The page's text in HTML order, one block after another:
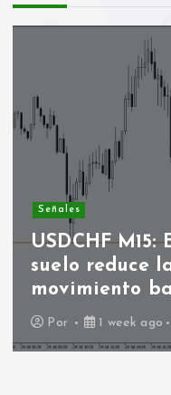
Señales
USDCHF
suelo reduce
movimiento
Por 1 week ago